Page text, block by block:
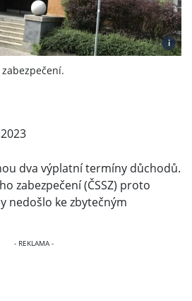
i
dva výplatní termíny důchodů.
zabezpečení (ČSSZ) proto
nedošlo ke zbytečným